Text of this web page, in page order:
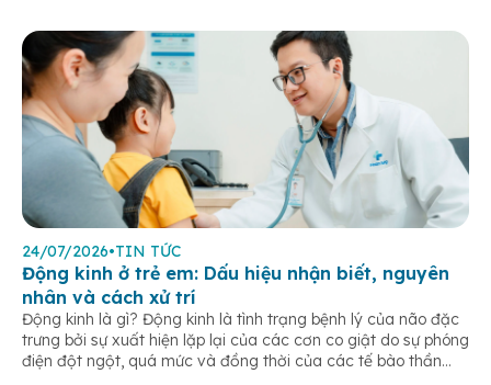
24/07/2026•TIN TỨC
Động kinh ở trẻ em: Dấu hiệu nhận biết, nguyên
nhân và cách xử trí
Động kinh là gì? Động kinh là tình trạng bệnh lý của não đặc
trưng bởi sự xuất hiện lặp lại của các cơn co giật do sự phóng
điện đột ngột, quá mức và đồng thời của các tế bào thần